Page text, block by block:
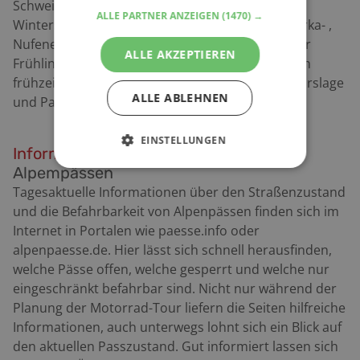
Schweiz zählen zu den Gebirgspässen mit
Wintersperre zum Beispiel der St. Bernhard-, Furka- ,
Nufenen- oder Grimsel-Pass. Wer im Herbst oder
Frühling eine Tour plant, versorgt sich am besten
frühzeitig mit aktuellen Informationen zu Verkehrslage
und Passierbarkeit.
Informationen zu Passierbarkeit
Alpempässen
Tagesaktuelle Informationen über den Straßenzustand
und die Befahrbarkeit von Alpenpässen finden sich im
Internet in Portalen wie paesse.info oder
alpenpaesse.de. Hier lässt sich schnell herausfinden,
welche Pässe offen, welche gesperrt und welche nur
eingeschränkt befahrbar sind. Nicht nur während der
Planung der Motorrad-Tour liefern die Seiten hilfreiche
Informationen, auch unterwegs lohnt sich ein Blick auf
den aktuellen Passzustand. Gut informiert lassen sich
ALLE PARTNER ANZEIGEN(1470) →
ALLE AKZEPTIEREN
ALLE ABLEHNEN
EINSTELLUNGEN